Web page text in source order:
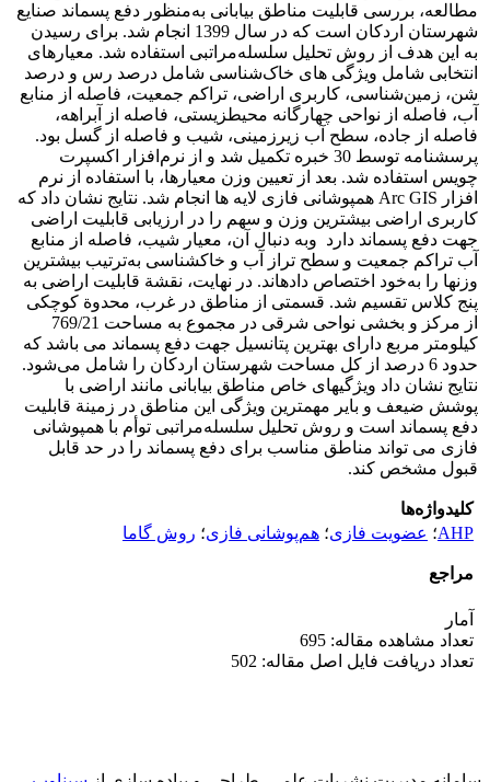
مطالعه، بررسی قابلیت مناطق بیابانی به‌منظور دفع پسماند صنایع
شهرستان اردکان است که در سال 1399 انجام شد. برای رسیدن
به این هدف از روش تحلیل سلسله‌مراتبی استفاده شد. معیارهای
انتخابی شامل ویژگی ­های خاک‌شناسی شامل درصد رس و درصد
شن، زمین‌شناسی، کاربری اراضی، تراکم جمعیت، فاصله از منابع
آب، فاصله از نواحی چهارگانه محیط­زیستی، فاصله از آبراهه،
فاصله از جاده، سطح آب زیرزمینی، شیب و فاصله از گسل بود.
پرسشنامه توسط 30 خبره تکمیل شد و از نرم‌افزار اکسپرت
چویس استفاده شد. بعد از تعیین وزن معیارها، با استفاده از نرم
افزار Arc GIS همپوشانی فازی لایه ­ها انجام شد. نتایج نشان داد که
کاربری اراضی بیشترین وزن و سهم را در ارزیابی قابلیت اراضی
جهت دفع پسماند دارد وبه دنبال آن، معیار شیب، فاصله از منابع
آب تراکم جمعیت و سطح تراز آب و خاک­شناسی به‌ترتیب بیشترین
وزن­ها را به‌خود اختصاص داده­اند. در نهایت، نقشة قابلیت اراضی به
پنج کلاس تقسیم شد. قسمتی از مناطق در غرب، محدوة کوچکی
از مرکز و بخشی نواحی شرقی در مجموع به مساحت 769/21
کیلومتر مربع دارای بهترین پتانسیل جهت دفع پسماند می ­باشد که
حدود 6 درصد از کل مساحت شهرستان اردکان را شامل می‌شود.
نتایج نشان داد ویژگی­های خاص مناطق بیابانی مانند اراضی با
پوشش ضیعف و بایر مهمترین ویژگی این مناطق در زمینة قابلیت
دفع پسماند است و روش تحلیل سلسله‌مراتبی توأم با همپوشانی
فازی می­ تواند مناطق مناسب برای دفع پسماند را در حد قابل
قبول مشخص کند.
کلیدواژه‌ها
AHP؛ عضویت فازی؛ هم‌پوشانی فازی؛ روش گاما
مراجع
آمار
تعداد مشاهده مقاله: 695
تعداد دریافت فایل اصل مقاله: 502